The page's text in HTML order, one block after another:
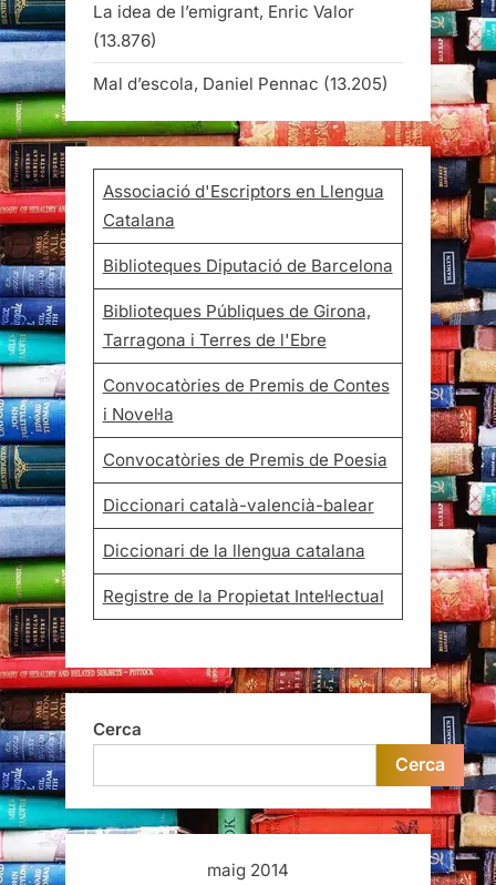
La idea de l’emigrant, Enric Valor
(13.876)
Mal d’escola, Daniel Pennac (13.205)
Associació d'Escriptors en Llengua
Catalana
Biblioteques Diputació de Barcelona
Biblioteques Públiques de Girona,
Tarragona i Terres de l'Ebre
Convocatòries de Premis de Contes
i Novel·la
Convocatòries de Premis de Poesia
Diccionari català-valencià-balear
Diccionari de la llengua catalana
Registre de la Propietat Intel·lectual
Cerca
Cerca
maig 2014